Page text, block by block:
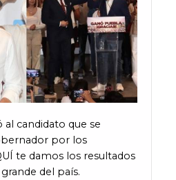
al candidato que se
por los
te damos los resultados
del país.